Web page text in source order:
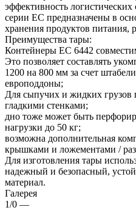
эффективность
серии ЕС предназначены в
хранения продуктов
Преимущества тары:
Контейнеры ЕС 6442
Это позволяет составлять
1200 на 800 мм за счет
европоддоны;
Для сыпучих и жидких грузов
гладкими стенками;
дно тоже может быть
нагрузки до 50 кг;
возможна дополнительная
крышками и ложементами /
Для изготовления тары
надежный и безопасный,
материал.
Галерея
1/0 —